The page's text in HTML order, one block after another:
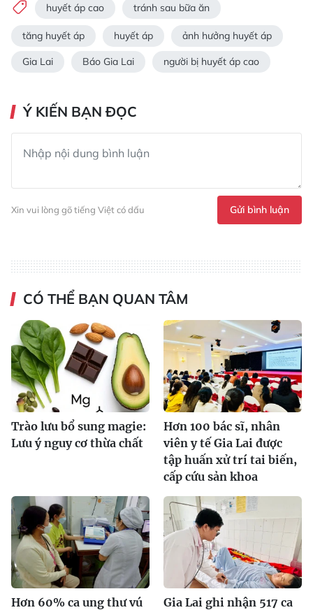
huyết áp cao tránh sau bữa ăn
tăng huyết áp huyết áp ảnh hưởng huyết áp
Gia Lai Báo Gia Lai người bị huyết áp cao
Ý KIẾN BẠN ĐỌC
Xin vui lòng gõ tiếng Việt có dấu Gửi bình luận
CÓ THỂ BẠN QUAN TÂM
Trào lưu bổ sung magie:
Lưu ý nguy cơ thừa chất
Hơn 100 bác sĩ, nhân
viên y tế Gia Lai được
tập huấn xử trí tai biến,
cấp cứu sản khoa
Hơn 60% ca ung thư vú
Gia Lai ghi nhận 517 ca